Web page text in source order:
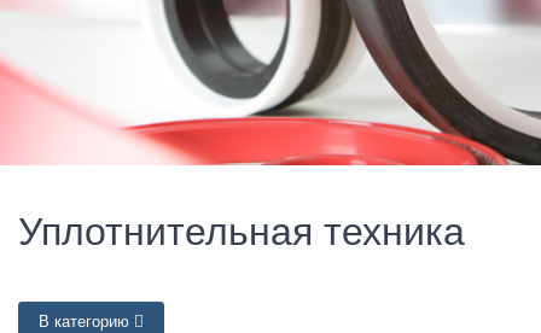
Уплотнительная техника
В категорию